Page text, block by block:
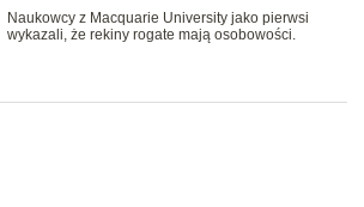
Naukowcy z Macquarie University jako pierwsi
wykazali, że rekiny rogate mają osobowości.